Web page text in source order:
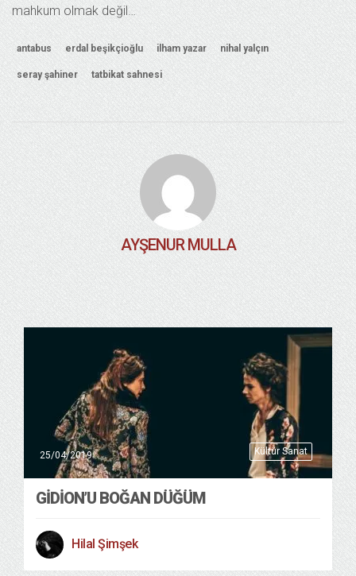
mahkum olmak değil…
antabus erdal beşikçioğlu ilham yazar nihal yalçın
seray şahiner tatbikat sahnesi
AYŞENUR MULLA
Kültür Sanat
25/04/2019
GIDION’U BOĞAN DÜĞÜM
Hilal Şimşek